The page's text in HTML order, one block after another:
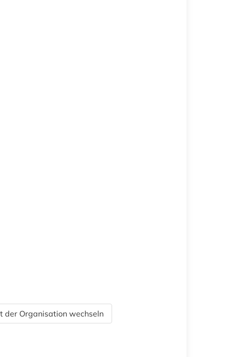
der Organisation wechseln